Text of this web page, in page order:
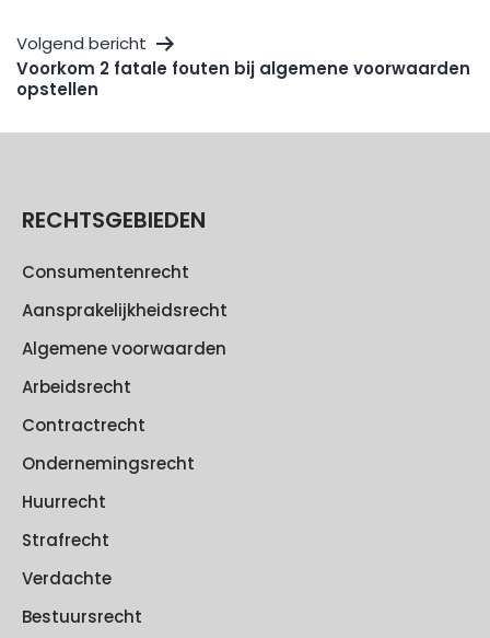
Volgend bericht
Voorkom 2 fatale fouten bij algemene voorwaarden
opstellen
RECHTSGEBIEDEN
Consumentenrecht
Aansprakelijkheidsrecht
Algemene voorwaarden
Arbeidsrecht
Contractrecht
Ondernemingsrecht
Huurrecht
Strafrecht
Verdachte
Bestuursrecht